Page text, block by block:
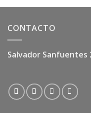
CONTACTO
Salvador Sanfuentes